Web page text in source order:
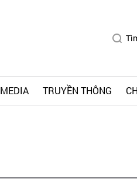
MEDIA TRUYỀN THÔNG